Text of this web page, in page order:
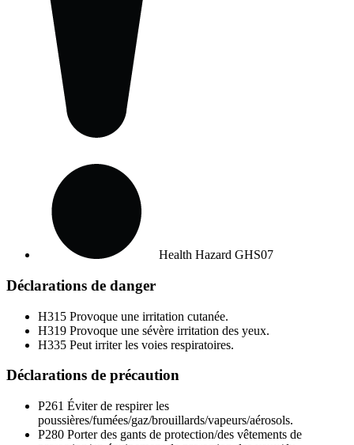
Health Hazard GHS07
Déclarations de danger
H315 Provoque une irritation cutanée.
H319 Provoque une sévère irritation des yeux.
H335 Peut irriter les voies respiratoires.
Déclarations de précaution
P261 Éviter de respirer les
poussières/fumées/gaz/brouillards/vapeurs/aérosols.
P280 Porter des gants de protection/des vêtements de